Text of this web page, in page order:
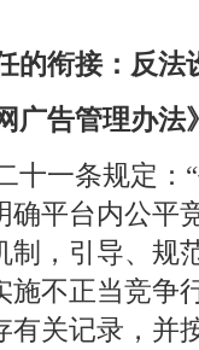
的衔接：反法
广告管理办法
十一条规定：
确平台内公平
制，引导、规
施不正当竞争
有关记录，并